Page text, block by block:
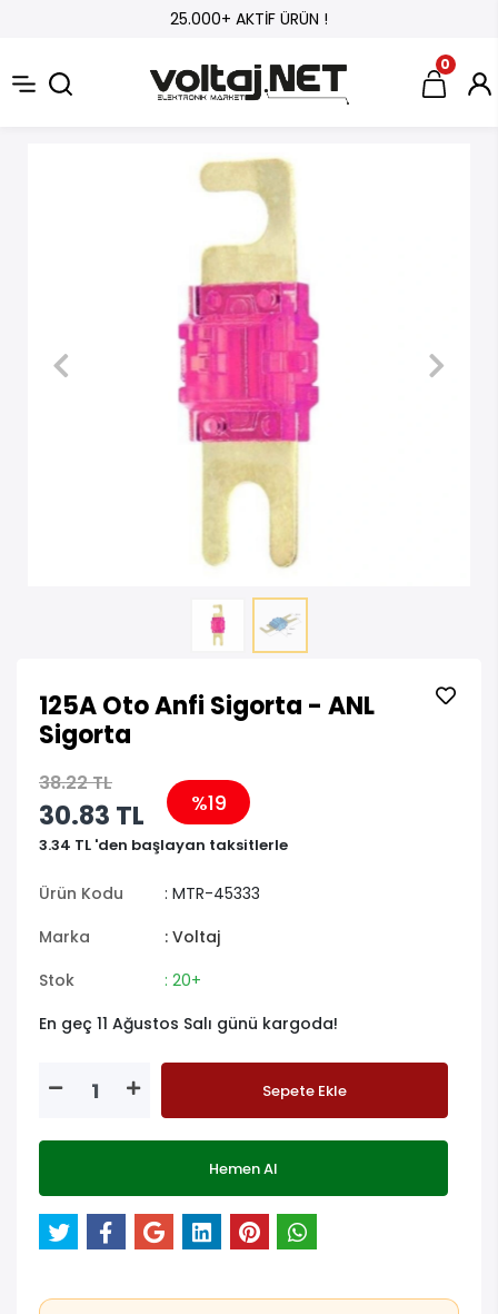
25.000+ AKTİF ÜRÜN !
0
125A Oto Anfi Sigorta - ANL
Sigorta
38.22 TL
30.83 TL %19
3.34 TL 'den başlayan taksitlerle
Ürün Kodu
: MTR-45333
Marka
: Voltaj
Stok
: 20+
En geç 11 Ağustos Salı günü kargoda!
Sepete Ekle
Hemen Al